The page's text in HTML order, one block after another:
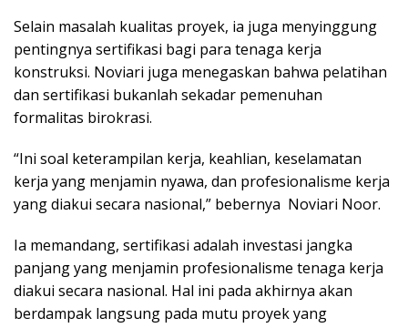
Selain masalah kualitas proyek, ia juga menyinggung
pentingnya sertifikasi bagi para tenaga kerja
konstruksi. Noviari juga menegaskan bahwa pelatihan
dan sertifikasi bukanlah sekadar pemenuhan
formalitas birokrasi.
“Ini soal keterampilan kerja, keahlian, keselamatan
kerja yang menjamin nyawa, dan profesionalisme kerja
yang diakui secara nasional,” bebernya Noviari Noor.
Ia memandang, sertifikasi adalah investasi jangka
panjang yang menjamin profesionalisme tenaga kerja
diakui secara nasional. Hal ini pada akhirnya akan
berdampak langsung pada mutu proyek yang